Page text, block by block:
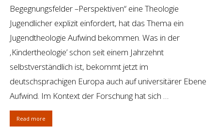
KONTAKT
LINKS
Begegnungsfelder –Perspektiven“ eine Theologie
Jugendlicher explizit einfordert, hat das Thema ein
Jugendtheologie Aufwind bekommen. Was in der
‚Kindertheologie’ schon seit einem Jahrzehnt
selbstverständlich ist, bekommt jetzt im
deutschsprachigen Europa auch auf universitärer Ebene
Aufwind. Im Kontext der Forschung hat sich …
Read more